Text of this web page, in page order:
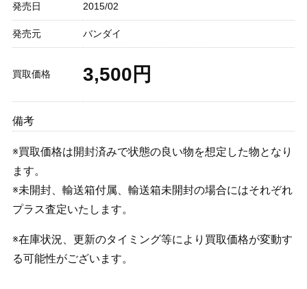
発売日 2015/02
発売元 バンダイ
買取価格 3,500円
備考
※買取価格は開封済みで状態の良い物を想定した物となり
ます。
※未開封、輸送箱付属、輸送箱未開封の場合にはそれぞれ
プラス査定いたします。
※在庫状況、更新のタイミング等により買取価格が変動す
る可能性がございます。